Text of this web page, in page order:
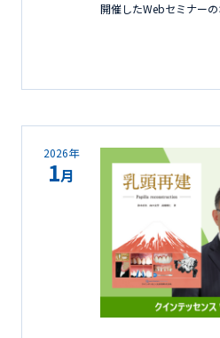
開催したWebセミナーの
2026年
1月